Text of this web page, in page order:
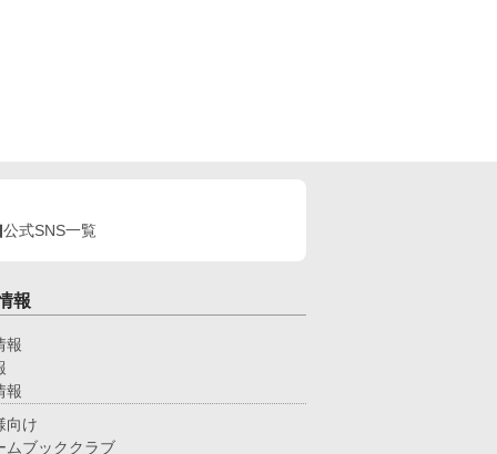
公式SNS一覧
報
報
報
向け
ムブッククラブ